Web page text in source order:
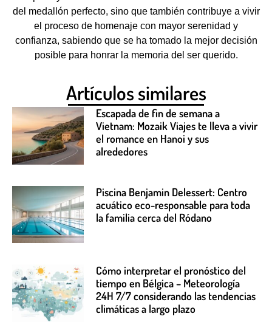
Artículos similares
Escapada de fin de semana a
Vietnam: Mozaik Viajes te lleva a vivir
el romance en Hanoi y sus
alrededores
Piscina Benjamin Delessert: Centro
acuático eco-responsable para toda
la familia cerca del Ródano
Cómo interpretar el pronóstico del
tiempo en Bélgica – Meteorología
24H 7/7 considerando las tendencias
climáticas a largo plazo
del medallón perfecto, sino que también contribuye a vivir
el proceso de homenaje con mayor serenidad y
confianza, sabiendo que se ha tomado la mejor decisión
posible para honrar la memoria del ser querido.